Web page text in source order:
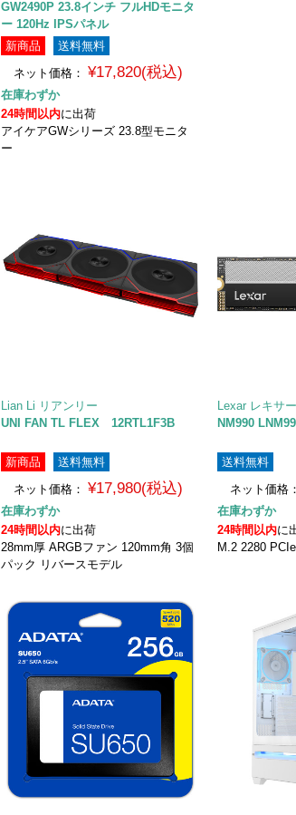
GW2490P 23.8インチ フルHDモニタ
ー 120Hz IPSパネル
新商品
送料無料
ネット価格：
¥17,820(税込)
在庫わずか
24時間以内に出荷
アイケアGWシリーズ 23.8型モニタ
ー
Lian Li リアンリー
UNI FAN TL FLEX 12RTL1F3B
新商品
送料無料
ネット価格：
¥17,980(税込)
在庫わずか
24時間以内に出荷
28mm厚 ARGBファン 120mm角 3個
パック リバースモデル
Lexar レキサー
NM990
送料無料
ネット価格：
在庫わずか
24時間以内に
M.2 2280